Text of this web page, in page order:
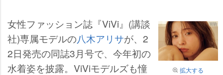
拡大する
女性ファッション誌『ViVi』(講談
社)専属モデルの八木アリサが、2
2日発売の同誌3月号で、今年初の
水着姿を披露。ViViモデルズも憧